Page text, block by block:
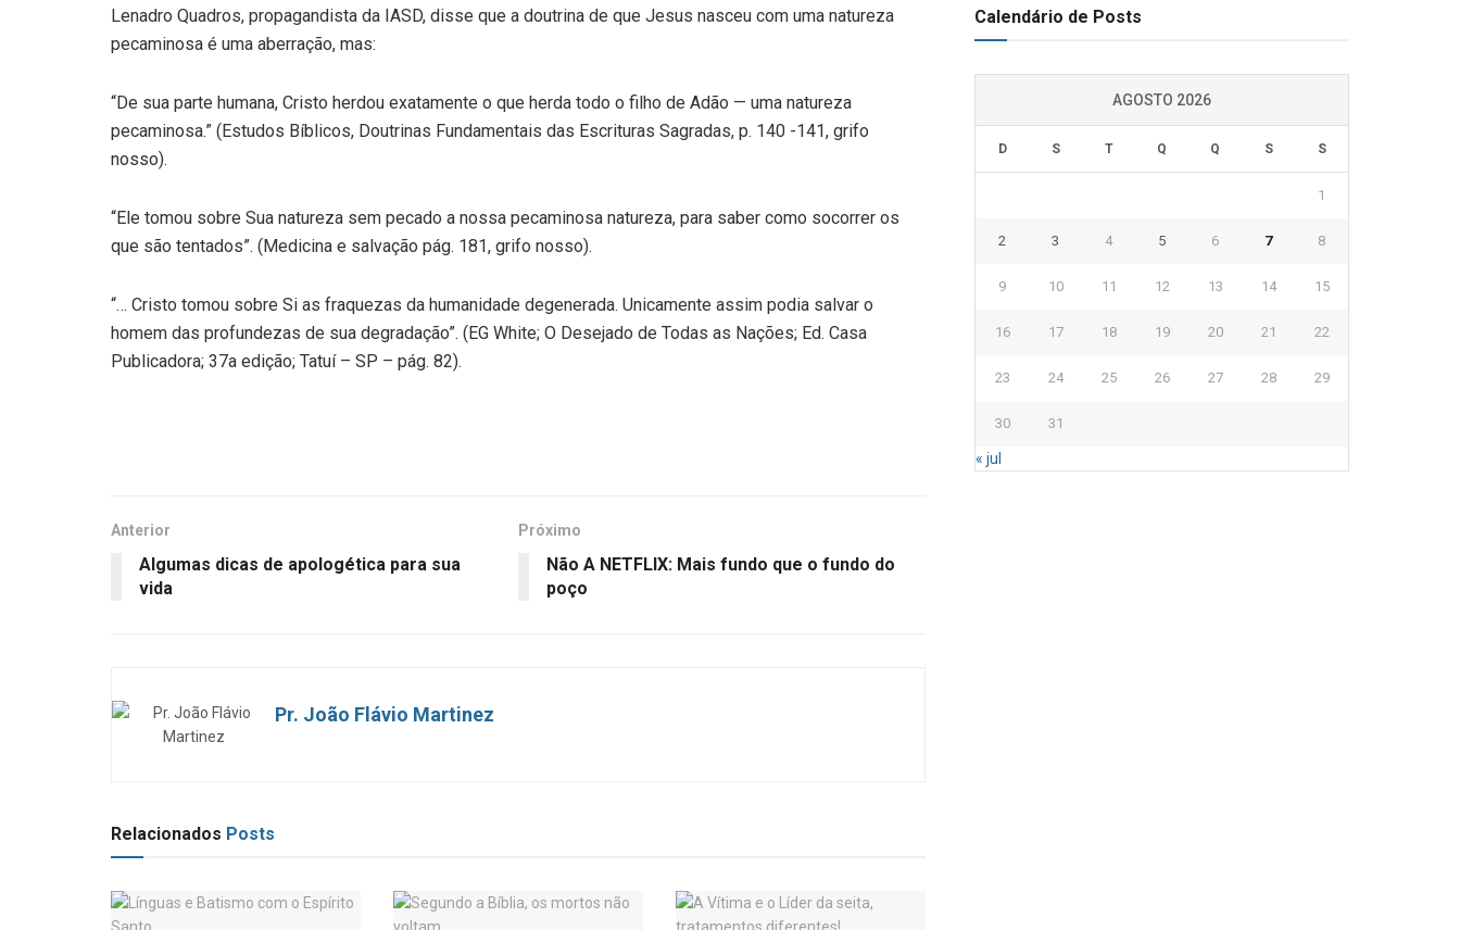
Lenadro Quadros, propagandista da IASD, disse que a doutrina de que Jesus nasceu com uma natureza
pecaminosa é uma aberração, mas:
“De sua parte humana, Cristo herdou exatamente o que herda todo o filho de Adão — uma natureza
pecaminosa.” (Estudos Bíblicos, Doutrinas Fundamentais das Escrituras Sagradas, p. 140 -141, grifo
nosso).
“Ele tomou sobre Sua natureza sem pecado a nossa pecaminosa natureza, para saber como socorrer os
que são tentados”. (Medicina e salvação pág. 181, grifo nosso).
“… Cristo tomou sobre Si as fraquezas da humanidade degenerada. Unicamente assim podia salvar o
homem das profundezas de sua degradação”. (EG White; O Desejado de Todas as Nações; Ed. Casa
Publicadora; 37a edição; Tatuí – SP – pág. 82).
Anterior
Algumas dicas de apologética para sua
vida
Próximo
Não A NETFLIX: Mais fundo que o fundo do
poço
Pr. João Flávio Martinez
Relacionados Posts
Calendário de Posts
AGOSTO 2026
D S T Q Q S S
1
2 3 4 5 6 7 8
9 10 11 12 13 14 15
16 17 18 19 20 21 22
23 24 25 26 27 28 29
30 31
« jul